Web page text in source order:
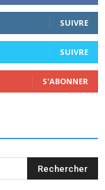
SUIVRE
SUIVRE
S'ABONNER